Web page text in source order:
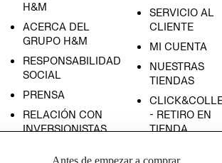
H&M
ACERCA DEL
GRUPO H&M
RESPONSABILIDAD
SOCIAL
PRENSA
RELACIÓN CON
INVERSIONISTAS
SERVICIO AL
CLIENTE
MI CUENTA
NUESTRAS
TIENDAS
- RETIRO EN
TIENDA
Antes de empezar a comprar